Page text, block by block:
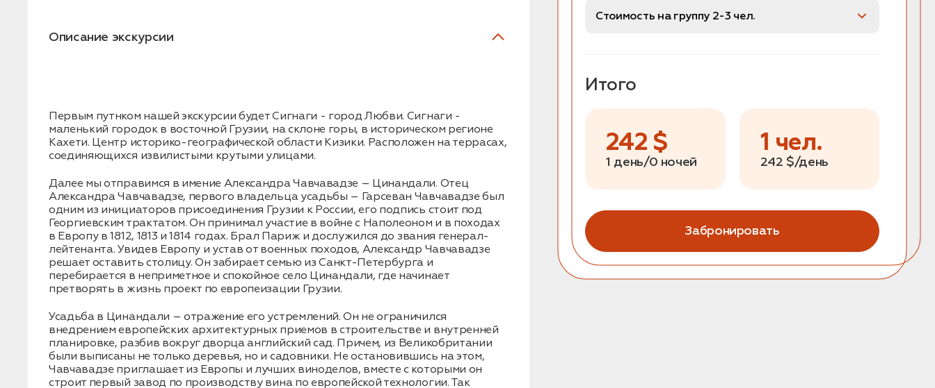
Описание экскурсии
Первым путнком нашей экскурсии будет Сигнаги - город Любви. Сигнаги -
маленький городок в восточной Грузии, на склоне горы, в историческом регионе
Кахети. Центр историко-географической области Кизики. Расположен на террасах,
соединяющихся извилистыми крутыми улицами.
Далее мы отправимся в имение Александра Чавчавадзе – Цинандали. Отец
Александра Чавчавадзе, первого владельца усадьбы – Гарсеван Чавчавадзе был
одним из инициаторов присоединения Грузии к России, его подпись стоит под
Георгиевским трактатом. Он принимал участие в войне с Наполеоном и в походах
в Европу в 1812, 1813 и 1814 годах. Брал Париж и дослужился до звания генерал-
лейтенанта. Увидев Европу и устав от военных походов, Александр Чавчавадзе
решает оставить столицу. Он забирает семью из Санкт-Петербурга и
перебирается в неприметное и спокойное село Цинандали, где начинает
претворять в жизнь проект по европеизации Грузии.
Усадьба в Цинандали – отражение его устремлений. Он не ограничился
внедрением европейских архитектурных приемов в строительстве и внутренней
планировке, разбив вокруг дворца английский сад. Причем, из Великобритании
были выписаны не только деревья, но и садовники. Не остановившись на этом,
Чавчавадзе приглашает из Европы и лучших виноделов, вместе с которыми он
строит первый завод по производству вина по европейской технологии. Так
Итого
242 $
1 день/0 ночей
1 чел.
242 $/день
Забронировать
Нажимая на кнопку, вы соглашаетесь с условиями
Заявка успешно
отправлена!